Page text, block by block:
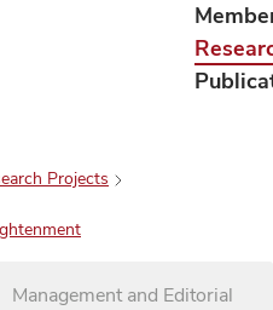
Projects
Management and Editorial